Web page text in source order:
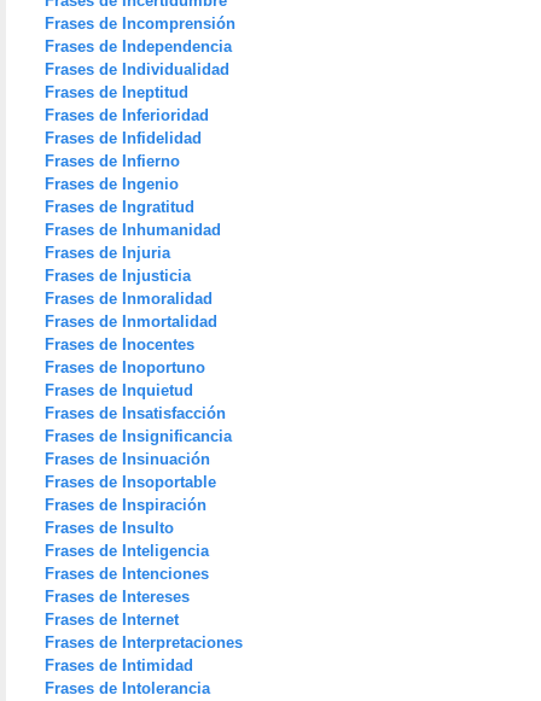
Frases de Incomprensión
Frases de Independencia
Frases de Individualidad
Frases de Ineptitud
Frases de Inferioridad
Frases de Infidelidad
Frases de Infierno
Frases de Ingenio
Frases de Ingratitud
Frases de Inhumanidad
Frases de Injuria
Frases de Injusticia
Frases de Inmoralidad
Frases de Inmortalidad
Frases de Inocentes
Frases de Inoportuno
Frases de Inquietud
Frases de Insatisfacción
Frases de Insignificancia
Frases de Insinuación
Frases de Insoportable
Frases de Inspiración
Frases de Insulto
Frases de Inteligencia
Frases de Intenciones
Frases de Intereses
Frases de Internet
Frases de Interpretaciones
Frases de Intimidad
Frases de Intolerancia